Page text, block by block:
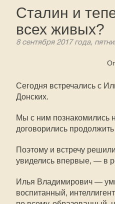
Сталин и
всех живых?
8 сентября 2017 года,
Сегодня встречались с
Донских.
Мы с ним познакомились
договорились
Поэтому и встречу
увиделись впервые, — в
Илья Владимирович —
воспитанный,